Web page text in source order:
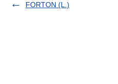
FORTON (L.)